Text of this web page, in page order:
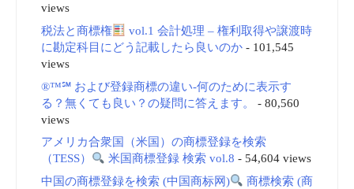
views
税法と商標権
vol.1 会計処理 – 権利取得や譲渡時
に勘定科目にどう記載したら良いのか- 101,545
views
®™℠ および登録商標の違い-何のために表示す
る？無くても良い？の疑問に答えます。
- 80,560
views
アメリカ合衆国（米国）の商標登録を検索
（TESS）
米国商標登録 検索 vol.8 - 54,604 views
中国の商標登録を検索 (中国商标网)
商標検索 (商